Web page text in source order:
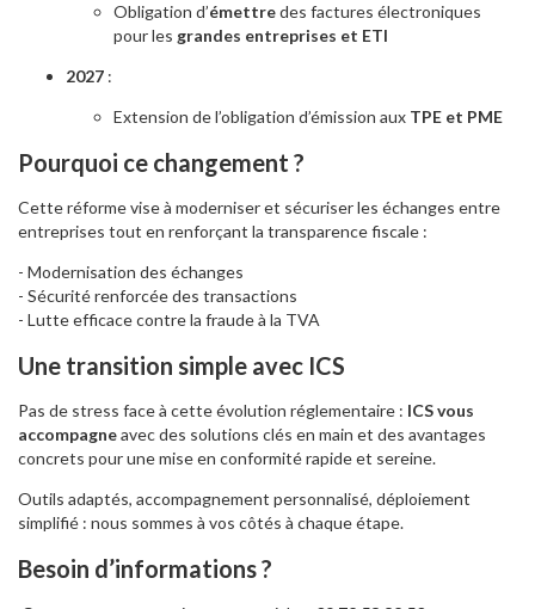
Obligation d’émettredes factures électroniques
pour les grandes entreprises et ETI
2027 :
Extension de l’obligation d’émission aux TPE et PME
Pourquoi ce changement ?
Cette réforme vise à moderniser et sécuriser les échanges entre
entreprises tout en renforçant la transparence fiscale :
- Modernisation des échanges
- Sécurité renforcée des transactions
- Lutte efficace contre la fraude à la TVA
Une transition simple avec ICS
Pas de stress face à cette évolution réglementaire : ICS vous
accompagneavec des solutions clés en main et des avantages
concrets pour une mise en conformité rapide et sereine.
Outils adaptés, accompagnement personnalisé, déploiement
simplifié : nous sommes à vos côtés à chaque étape.
Besoin d’informations ?